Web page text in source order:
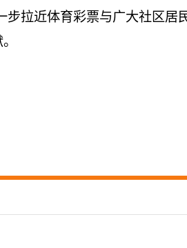
步拉近体育彩票与广大社区